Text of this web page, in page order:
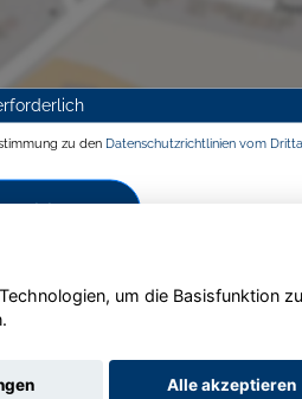
zu den Datenschutzrichtlinien vom
aktivieren
um die Basisfunktion zu
Alle akzeptieren